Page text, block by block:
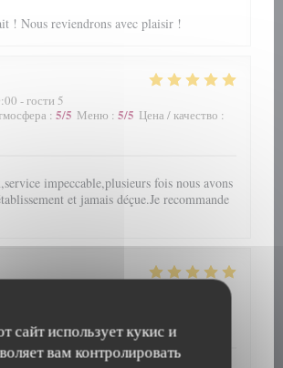
сайт использует кукис и
вам контролировать
! Nous reviendrons avec plaisir !
- гости 5
: 5/5 Меню : 5/5 Цена / качество :
impeccable,plusieurs fois nous avons
et jamais déçue.Je recommande